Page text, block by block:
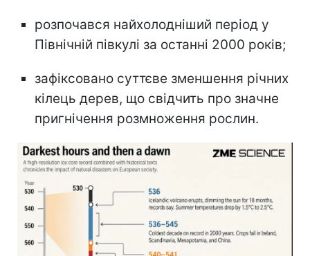
розпочався найхолодніший період у
Північній півкулі за останні 2000 років;
зафіксовано суттєве зменшення річних
кілець дерев, що свідчить про значне
пригнічення розмноження рослин.